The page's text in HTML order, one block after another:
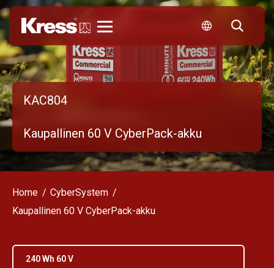
KAC804
Kaupallinen 60 V CyberPack-akku
Home
CyberSystem
Kaupallinen 60 V CyberPack-akku
240 Wh 60 V